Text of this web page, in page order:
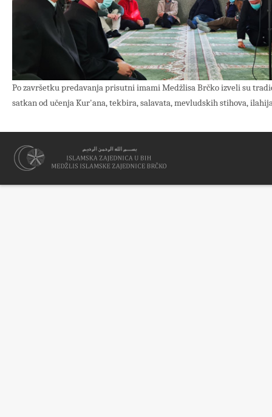
Po završetku predavanja prisutni imami Medžlisa Brčko izveli su
satkan od učenja Kur'ana, tekbira, salavata, mevludskih stihova,